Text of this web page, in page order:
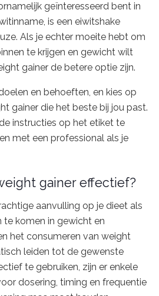
geïnteresseerd bent in
is een eiwitshake
Als je echter moeite hebt om
te krijgen en gewicht wilt
gainer de betere optie zijn.
en behoeften, en kies op
gainer die het beste bij jou past.
instructies op het etiket te
met een professional als je
gainer effectief?
aanvulling op je dieet als
komen in gewicht en
het consumeren van weight
leiden tot de gewenste
te gebruiken, zijn er enkele
dosering, timing en frequentie